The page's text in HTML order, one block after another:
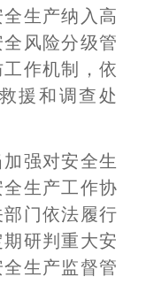
生产纳入高
风险分级管
作机制，依
援和调查处
强对安全生
生产工作协
门依法履行
研判重大安
生产监督管